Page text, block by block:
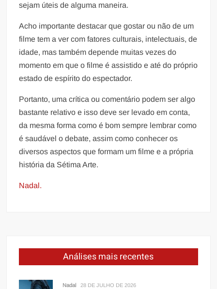
sejam úteis de alguma maneira.
Acho importante destacar que gostar ou não de um
filme tem a ver com fatores culturais, intelectuais, de
idade, mas também depende muitas vezes do
momento em que o filme é assistido e até do próprio
estado de espírito do espectador.
Portanto, uma crítica ou comentário podem ser algo
bastante relativo e isso deve ser levado em conta,
da mesma forma como é bom sempre lembrar como
é saudável o debate, assim como conhecer os
diversos aspectos que formam um filme e a própria
história da Sétima Arte.
Nadal.
Análises mais recentes
Nadal 28 DE JULHO DE 2026